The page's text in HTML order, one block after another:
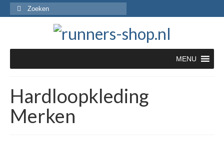
Zoeken
naar:
MENU
Hardloopkleding
Merken